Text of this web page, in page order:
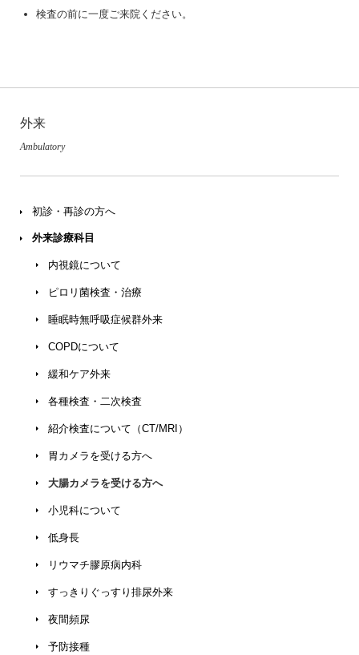
外来
Ambulatory
初診・再診の方へ
外来診療科目
内視鏡について
ピロリ菌検査・治療
睡眠時無呼吸症候群外来
COPDについて
緩和ケア外来
各種検査・二次検査
紹介検査について（CT/MRI）
胃カメラ を受ける方へ
大腸カメラを受ける方へ
小児科について
低身長
リウマチ膠原病内科
すっきりぐっすり排尿外来
夜間頻尿
予防接種
検査の前に一度ご来院ください。